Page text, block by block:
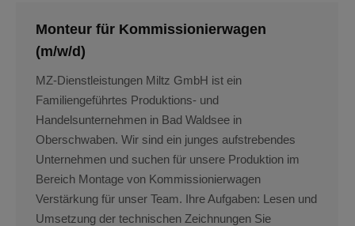
Monteur für Kommissionierwagen
(m/w/d)
MZ-Dienstleistungen Miltz GmbH ist ein
Familiengeführtes Produktions- und
Handelsunternehmen in Bad Waldsee in
Oberschwaben. Wir sind ein junges aufstrebendes
Unternehmen und suchen für unsere Produktion im
Bereich Montage von Kommissionierwagen
Verstärkung für unser Team. Ihre Aufgaben: Lesen und
Umsetzung der technischen Zeichnungen Sie